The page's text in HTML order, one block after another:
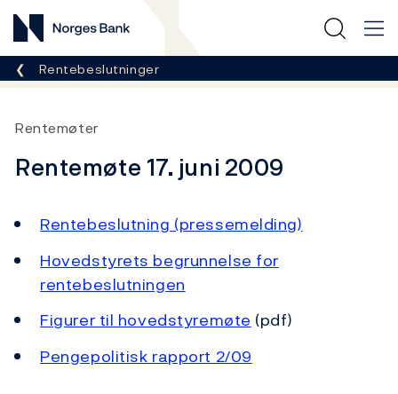
Norges Bank
Her er du nå:
Rentebeslutninger
Rentemøter
Rentemøte 17. juni 2009
Rentebeslutning (pressemelding)
Hovedstyrets begrunnelse for
rentebeslutningen
Figurer til hovedstyremøte (pdf)
Pengepolitisk rapport 2/09